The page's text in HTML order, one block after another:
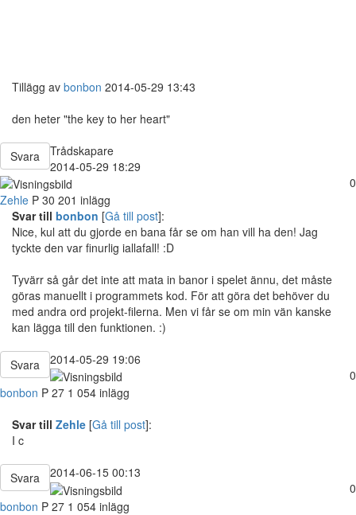
Tillägg av bonbon 2014-05-29 13:43
den heter "the key to her heart"
Svara
Trådskapare
2014-05-29 18:29
0
Zehle P 30 201 inlägg
Svar till bonbon [Gå till post]:
Nice, kul att du gjorde en bana får se om han vill ha den! Jag
tyckte den var finurlig iallafall! :D
Tyvärr så går det inte att mata in banor i spelet ännu, det måste
göras manuellt i programmets kod. För att göra det behöver du
med andra ord projekt-filerna. Men vi får se om min vän kanske
kan lägga till den funktionen. :)
Svara
2014-05-29 19:06
0
bonbon P 27 1 054 inlägg
Svar till Zehle [Gå till post]:
I c
Svara
2014-06-15 00:13
0
bonbon P 27 1 054 inlägg